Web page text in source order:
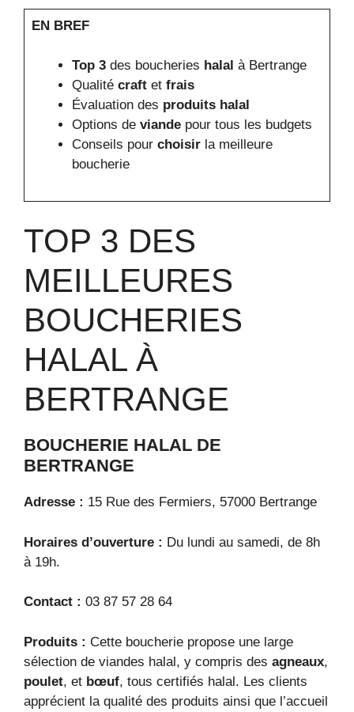
EN BREF
Top 3des boucheries halal à Bertrange
Qualité craftet frais
Évaluation des produits halal
Options de viandepour tous les budgets
Conseils pour choisirla meilleure
boucherie
TOP 3 DES
MEILLEURES
BOUCHERIES
HALAL À
BERTRANGE
BOUCHERIE HALAL DE
BERTRANGE
Adresse : 15 Rue des Fermiers, 57000 Bertrange
Horaires d’ouverture : Du lundi au samedi, de 8h
à 19h.
Contact : 03 87 57 28 64
Produits : Cette boucherie propose une large
sélection de viandes halal, y compris des agneaux,
poulet, et bœuf, tous certifiés halal. Les clients
apprécient la qualité des produits ainsi que l’accueil